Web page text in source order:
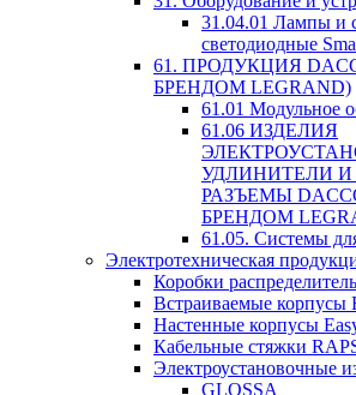
31.04.01 Лампы и
светодиодные
61. ПРОДУКЦИЯ
БРЕНДОМ LEGRAND)
61.01 Модульное
61.06 ИЗДЕЛИЯ
УДЛИНИТЕЛИ
РАЗЪЕМЫ
БРЕНДОМ
61.05. Системы
Электротехническая
Коробки
Встраиваемые корпусы
Настенные корпусы
Кабельные стяжки
Электроустановочные
GLOSSA